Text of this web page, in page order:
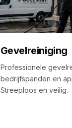
Gevelreiniging
Professionele
bedrijfspanden en
Streeploos en veilig.